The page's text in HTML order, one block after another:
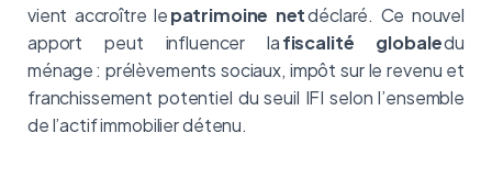
vient accroître lepatrimoine netdéclaré. Ce nouvel
apport peut influencer lafiscalité globaledu
ménage: prélèvements sociaux, impôt sur le revenu et
franchissement potentiel du seuil IFI selon l’ensemble
de l’actif immobilier détenu.